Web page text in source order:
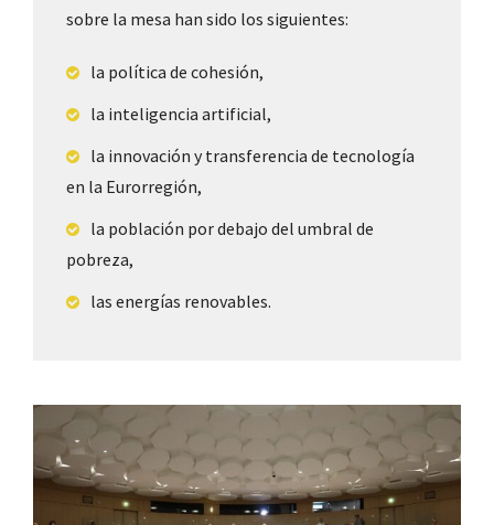
sobre la mesa han sido los siguientes:
la política de cohesión,
la inteligencia artificial,
la innovación y transferencia de tecnología
en la Eurorregión,
la población por debajo del umbral de
pobreza,
las energías renovables.